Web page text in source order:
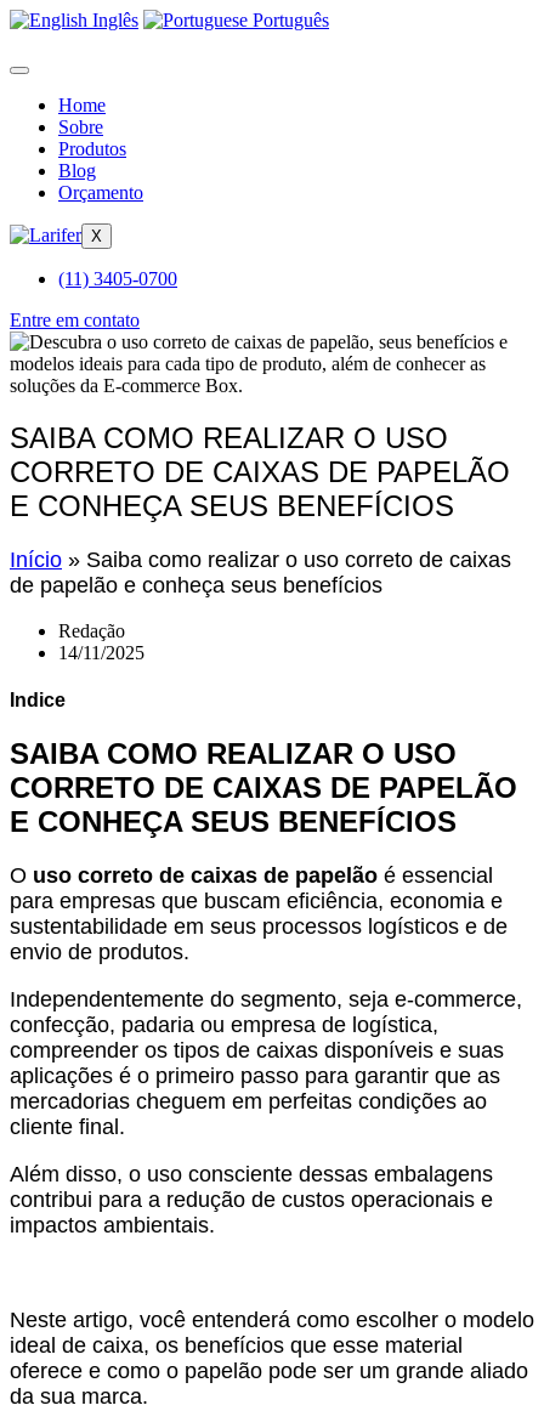
Inglês Português
Home
Sobre
Produtos
Blog
Orçamento
X
(11) 3405-0700
Entre em contato
SAIBA COMO REALIZAR O USO
CORRETO DE CAIXAS DE PAPELÃO
E CONHEÇA SEUS BENEFÍCIOS
Início » Saiba como realizar o uso correto de caixas
de papelão e conheça seus benefícios
Redação
14/11/2025
Indice
SAIBA COMO REALIZAR O USO
CORRETO DE CAIXAS DE PAPELÃO
E CONHEÇA SEUS BENEFÍCIOS
O uso correto de caixas de papelão é essencial
para empresas que buscam eficiência, economia e
sustentabilidade em seus processos logísticos e de
envio de produtos.
Independentemente do segmento, seja e-commerce,
confecção, padaria ou empresa de logística,
compreender os tipos de caixas disponíveis e suas
aplicações é o primeiro passo para garantir que as
mercadorias cheguem em perfeitas condições ao
cliente final.
Além disso, o uso consciente dessas embalagens
contribui para a redução de custos operacionais e
impactos ambientais.
Neste artigo, você entenderá como escolher o modelo
ideal de caixa, os benefícios que esse material
oferece e como o papelão pode ser um grande aliado
da sua marca.